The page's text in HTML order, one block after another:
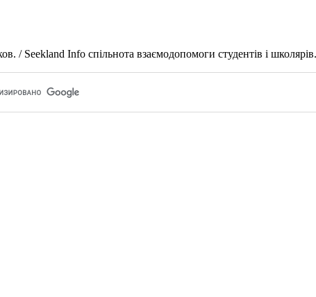
/ Seekland Info спільнота взаємодопомоги студентів і школярів.